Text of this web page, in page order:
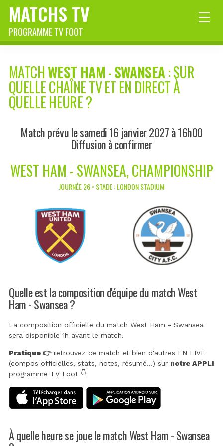
MATCHS TV
PROGRAMME TV FOOT
MATCHWEST HAM-SWANSEA: SUR
QUELLE CHAÎNE TV ET EN DIRECT À
QUELLE HEURE ?
Match prévu le samedi 16 janvier 2027 à 16h00
Diffusion à confirmer
WEST HAM - SWANSEA, CHAMPIONSHIP
JOURNÉE 26 • STADE : LONDON STADIUM
Quelle est la composition d'équipe du match West
Ham - Swansea ?
La composition officielle du match West Ham - Swansea
sera disponible 1h avant le match.
Pratique 👉retrouvez ce match et bien d'autres EN LIVE
(compos officielles, stats, notes, résumé...) sur notre APPLI
programme TV Foot 👇
À quelle heure se joue le match West Ham - Swansea